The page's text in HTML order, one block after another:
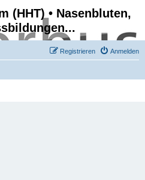
(HHT) • Nasenbluten,
Anmelden
Registrieren